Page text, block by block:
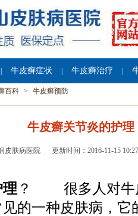
牛皮癣症状 牛皮癣治疗
百科 > 牛皮癣预防
牛皮癣关节炎的护理
皮肤病医院 更新时间：2016-11-15
？ 很多人对牛
的一种皮肤病，它